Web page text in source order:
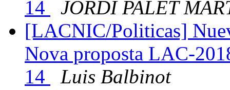
14
JORDI PALET
[LACNIC/Politicas]
Nova proposta LAC-
14
Luis Balbinot